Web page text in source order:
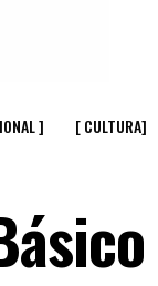
] [ CULTURA]